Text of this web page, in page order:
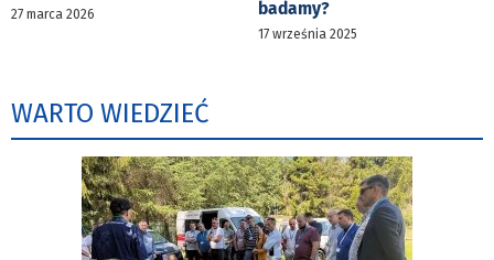
27 marca 2026 badamy?
17 września 2025
WARTO WIEDZIEĆ